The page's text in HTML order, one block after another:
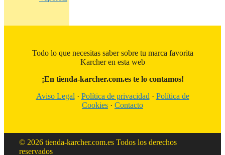
Todo lo que necesitas saber sobre tu marca favorita
Karcher en esta web
¡En tienda-karcher.com.es te lo contamos!
Aviso Legal · Política de privacidad · Política de
Cookies · Contacto
© 2026 tienda-karcher.com.es Todos los derechos
reservados